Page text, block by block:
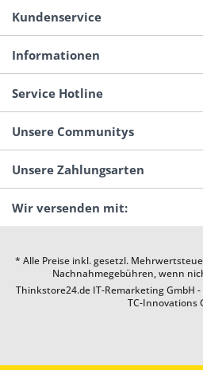
Kundenservice
Informationen
Service Hotline
Unsere Communitys
Unsere Zahlungsarten
Wir versenden mit:
* Alle Preise inkl. gesetzl.
Nachnahmegebühren, wenn
Thinkstore24.de IT-Remarketing GmbH -
TC-Innovations